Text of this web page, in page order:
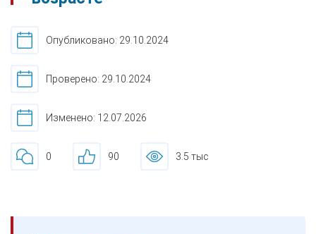
Опубликовано: 29.10.2024
Проверено: 29.10.2024
Изменено: 12.07.2026
0 90 3.5 тыс